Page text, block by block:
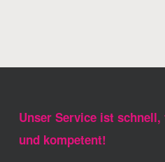
Unser Service ist
und kompetent!